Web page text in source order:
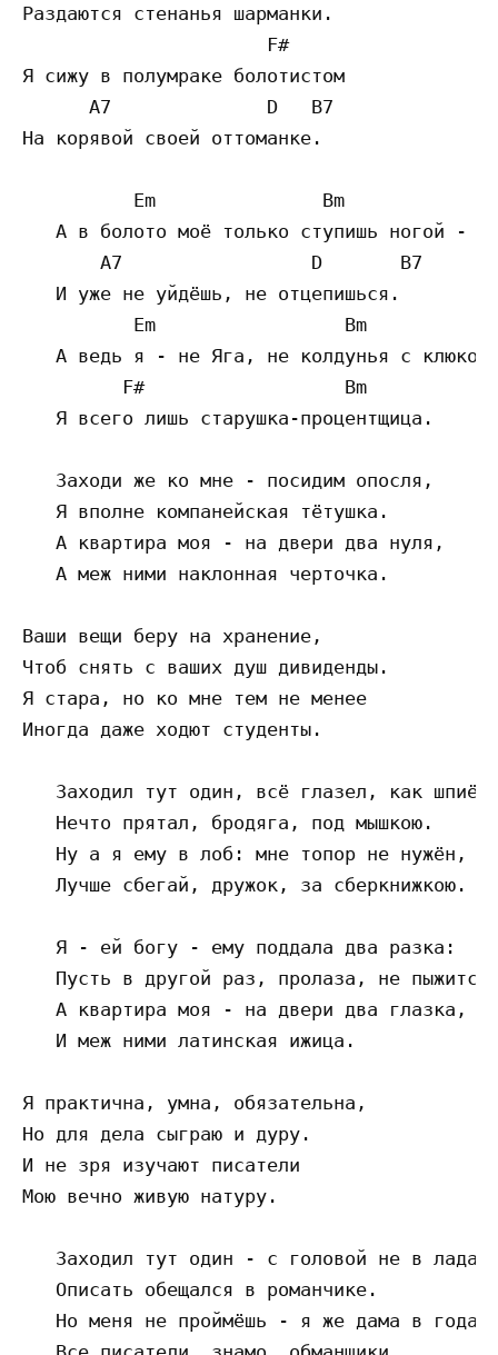
Раздаются стенанья шарманки.
                      F#
Я сижу в полумраке болотистом
      A7              D   B7
На корявой своей оттоманке.
          Em               Bm
   А в болото моё только ступишь ногой -
       A7                 D       B7
   И уже не уйдёшь, не отцепишься.
          Em                 Bm
А ведь я - не Яга, не колдунья с
         F#                  Bm
   Я всего лишь старушка-процентщица.
   Заходи же ко мне - посидим опосля,
   Я вполне компанейская тётушка.
   А квартира моя - на двери два нуля,
   А меж ними наклонная черточка.
Ваши вещи беру на хранение,
Чтоб снять с ваших душ дивиденды.
Я стара, но ко мне тем не менее
Иногда даже ходют студенты.
Заходил тут один, всё глазел, как
   Нечто прятал, бродяга, под мышкою.
   Ну а я ему в лоб: мне топор не нужён, -
   Лучше сбегай, дружок, за сберкнижкою.
   Я - ей богу - ему поддала два разка:
Пусть в другой раз, пролаза, не
   А квартира моя - на двери два глазка,
   И меж ними латинская ижица.
Я практична, умна, обязательна,
Но для дела сыграю и дуру.
И не зря изучают писатели
Мою вечно живую натуру.
Заходил тут один - с головой не в
   Описать обещался в романчике.
Но меня не проймёшь - я же дама в